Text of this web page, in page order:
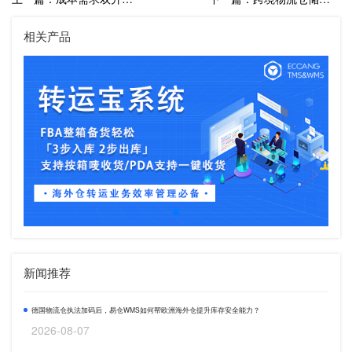
相关产品
新闻推荐
德国物流仓执法加码后，易仓WMS如何帮欧洲海外仓提升库存安全能力？
2026-08-07